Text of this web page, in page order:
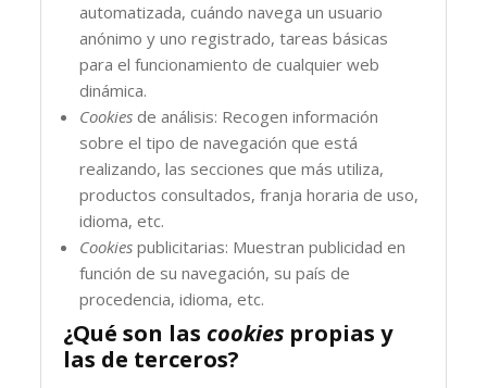
automatizada, cuándo navega un usuario
anónimo y uno registrado, tareas básicas
para el funcionamiento de cualquier web
dinámica.
Cookies de análisis: Recogen información
sobre el tipo de navegación que está
realizando, las secciones que más utiliza,
productos consultados, franja horaria de uso,
idioma, etc.
Cookies publicitarias: Muestran publicidad en
función de su navegación, su país de
procedencia, idioma, etc.
¿Qué son las cookies propias y
las de terceros?